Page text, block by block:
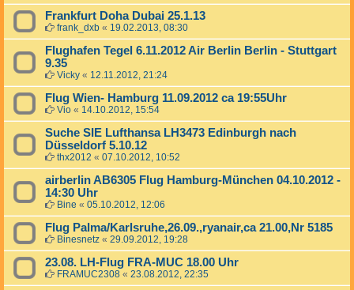
Frankfurt Doha Dubai 25.1.13
frank_dxb « 19.02.2013, 08:30
Flughafen Tegel 6.11.2012 Air Berlin Berlin - Stuttgart
9.35
Vicky « 12.11.2012, 21:24
Flug Wien- Hamburg 11.09.2012 ca 19:55Uhr
Vio « 14.10.2012, 15:54
Suche SIE Lufthansa LH3473 Edinburgh nach
Düsseldorf 5.10.12
thx2012 « 07.10.2012, 10:52
airberlin AB6305 Flug Hamburg-München 04.10.2012 -
14:30 Uhr
Bine « 05.10.2012, 12:06
Flug Palma/Karlsruhe,26.09.,ryanair,ca 21.00,Nr 5185
Binesnetz « 29.09.2012, 19:28
23.08. LH-Flug FRA-MUC 18.00 Uhr
FRAMUC2308 « 23.08.2012, 22:35